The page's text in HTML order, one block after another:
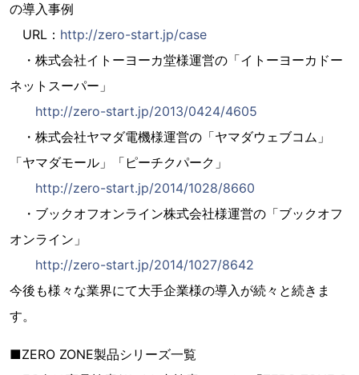
の導入事例
URL： http://zero-start.jp/case
・株式会社イトーヨーカ堂様運営の「イトーヨーカドー
ネットスーパー」
http://zero-start.jp/2013/0424/4605
・株式会社ヤマダ電機様運営の「ヤマダウェブコム」
「ヤマダモール」「ピーチクパーク」
http://zero-start.jp/2014/1028/8660
・ブックオフオンライン株式会社様運営の「ブックオフ
オンライン」
http://zero-start.jp/2014/1027/8642
今後も様々な業界にて大手企業様の導入が続々と続きま
す。
■ZERO ZONE製品シリーズ一覧